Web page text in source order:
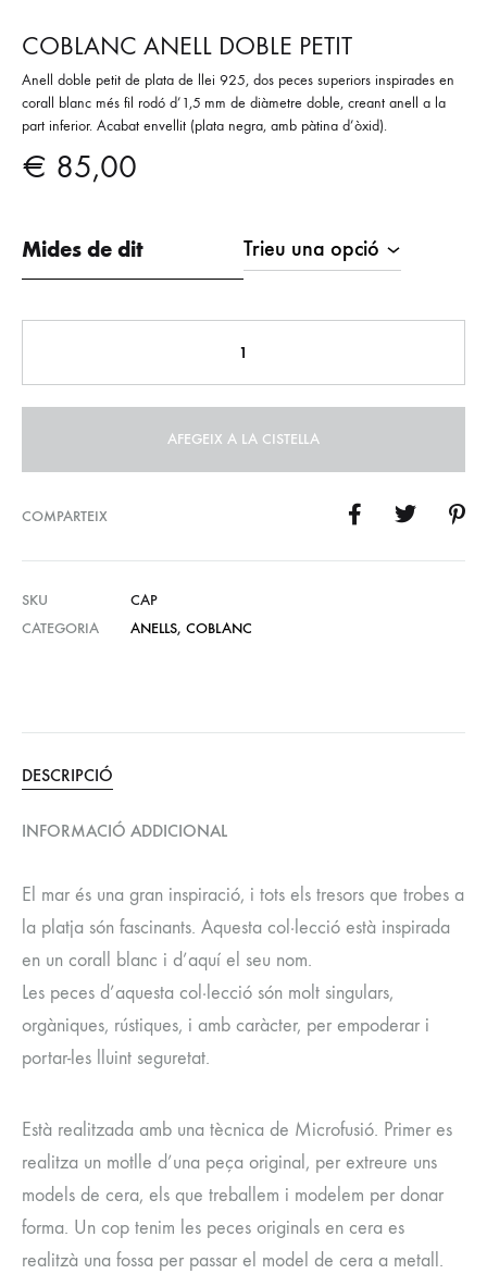
COBLANC ANELL DOBLE PETIT
Anell doble petit de plata de llei 925, dos peces superiors inspirades en
corall blanc més fil rodó d’1,5 mm de diàmetre doble, creant anell a la
part inferior. Acabat envellit (plata negra, amb pàtina d’òxid).
€ 85,00
Mides de dit
AFEGEIX A LA CISTELLA
COMPARTEIX
SKU
CAP
CATEGORIA
ANELLS, COBLANC
DESCRIPCIÓ
INFORMACIÓ ADDICIONAL
El mar és una gran inspiració, i tots els tresors que trobes a
la platja són fascinants. Aquesta col·lecció està inspirada
en un corall blanc i d’aquí el seu nom.
Les peces d’aquesta col·lecció són molt singulars,
orgàniques, rústiques, i amb caràcter, per empoderar i
portar-les lluint seguretat.
Està realitzada amb una tècnica de Microfusió. Primer es
realitza un motlle d’una peça original, per extreure uns
models de cera, els que treballem i modelem per donar
forma. Un cop tenim les peces originals en cera es
realitzà una fossa per passar el model de cera a metall.